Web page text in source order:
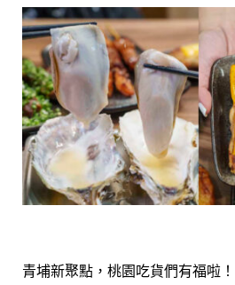
青埔新聚點，桃園吃貨們有福啦